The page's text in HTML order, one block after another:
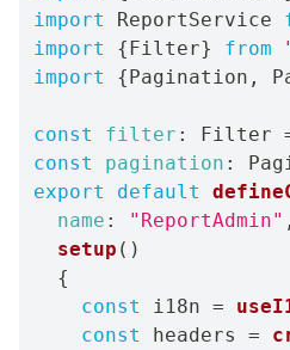
import
ReportService
import
{Filter} from
import
{Pagination ,
const filter : Filter
const
pagination :
export
default
name : "ReportAdmin" ,
setup ( )
{
const
i18n =
const
headers =